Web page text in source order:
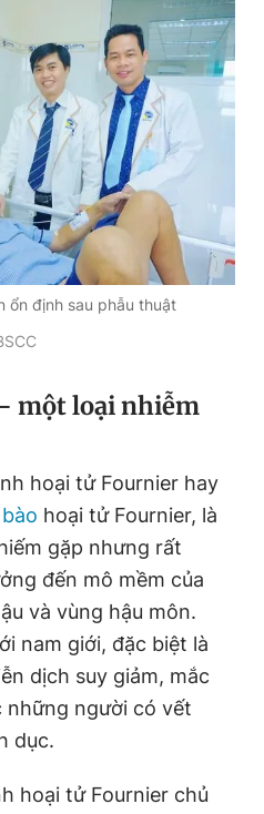
ổn định sau phẫu thuật
một loại nhiễm
hoại tử Fournier hay
hoại tử Fournier, là
gặp nhưng rất
đến mô mềm của
và vùng hậu môn.
nam giới, đặc biệt là
dịch suy giảm, mắc
những người có vết
dục.
hoại tử Fournier chủ